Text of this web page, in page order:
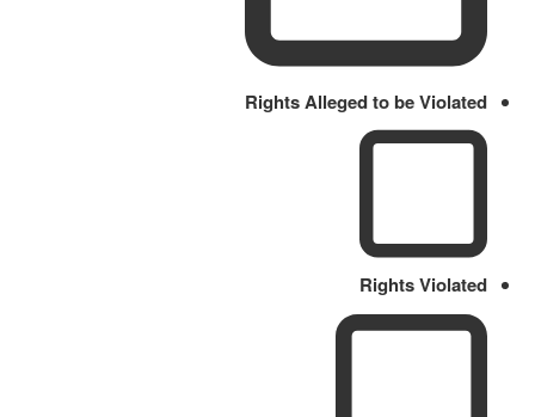
Rights Alleged to be Violated
Rights Violated